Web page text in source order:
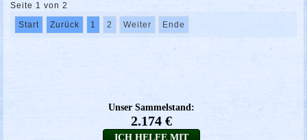
Seite 1 von 2
Start
Zurück 1 2 Weiter Ende